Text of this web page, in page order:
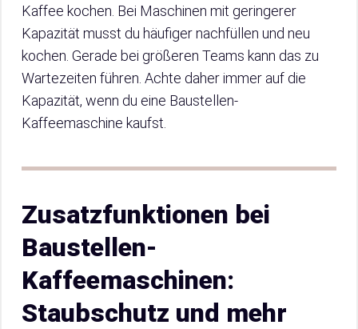
Kaffee kochen. Bei Maschinen mit geringerer
Kapazität musst du häufiger nachfüllen und neu
kochen. Gerade bei größeren Teams kann das zu
Wartezeiten führen. Achte daher immer auf die
Kapazität, wenn du eine Baustellen-
Kaffeemaschine kaufst.
Zusatzfunktionen bei
Baustellen-
Kaffeemaschinen:
Staubschutz und mehr